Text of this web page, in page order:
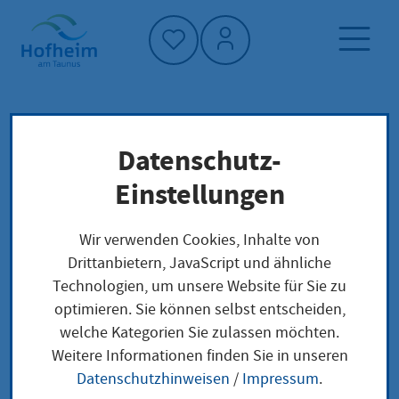
Startseite"
Dienstleistung-Finder
Lokale Anliegen
Waffen und Munition - Erlaubnis zur Mitnahme
beantragen
Waffen und Munition -
Erlaubnis zur
Datenschutz-
Einstellungen
Wir verwenden Cookies, Inhalte von
Drittanbietern, JavaScript und ähnliche
Technologien, um unsere Website für Sie zu
optimieren. Sie können selbst entscheiden,
welche Kategorien Sie zulassen möchten.
Weitere Informationen finden Sie in unseren
Datenschutzhinweisen / Impressum.